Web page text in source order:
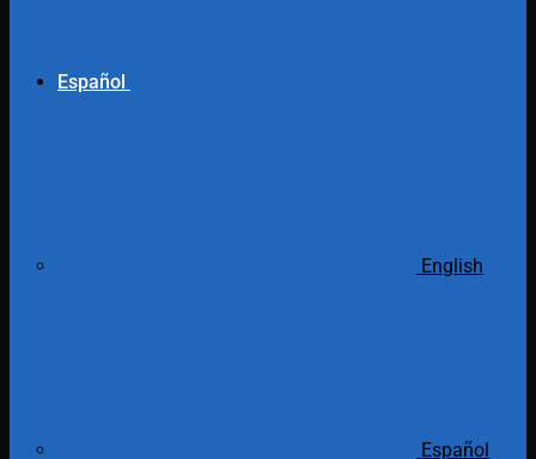
Español
English
Español